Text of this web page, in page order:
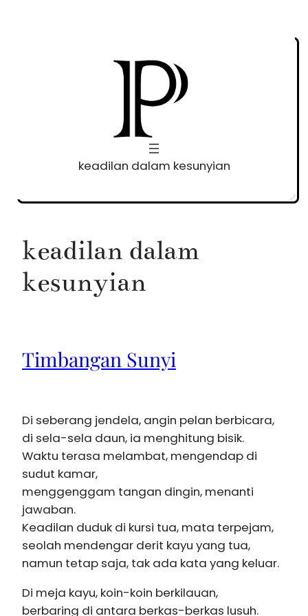
keadilan dalam kesunyian
keadilan dalam
kesunyian
Timbangan Sunyi
Di seberang jendela, angin pelan berbicara,
di sela-sela daun, ia menghitung bisik.
Waktu terasa melambat, mengendap di
sudut kamar,
menggenggam tangan dingin, menanti
jawaban.
Keadilan duduk di kursi tua, mata terpejam,
seolah mendengar derit kayu yang tua,
namun tetap saja, tak ada kata yang keluar.
Di meja kayu, koin-koin berkilauan,
berbaring di antara berkas-berkas lusuh.